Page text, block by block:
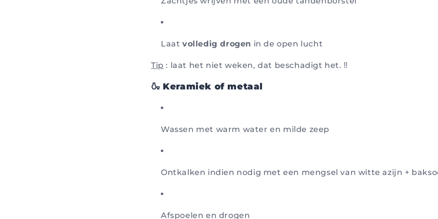
Laat volledig drogen in de open lucht
Tip : laat het niet weken, dat beschadigt het. ‼️
🍶 Keramiek of metaal
Wassen met warm water en milde zeep
Ontkalken indien nodig met een mengsel van witte azijn +
Afspoelen en drogen